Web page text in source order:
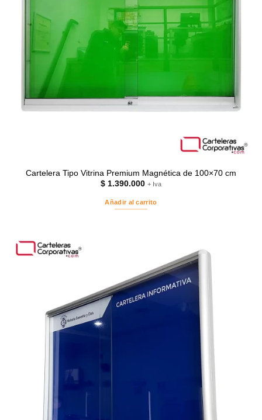
Cartelera Tipo Vitrina Premium Magnética de 100×70 cm
$ 1.390.000 + Iva
Añadir al carrito